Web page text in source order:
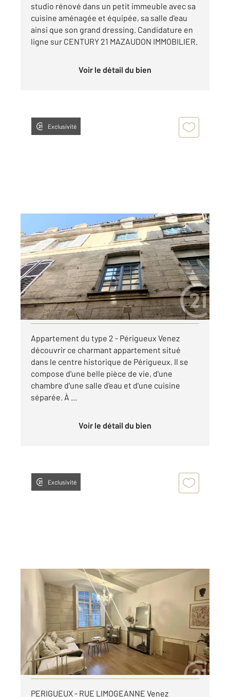
studio rénové dans un petit immeuble avec sa
cuisine aménagée et équipée, sa salle d'eau
ainsi que son grand dressing. Candidature en
ligne sur CENTURY 21 MAZAUDON IMMOBILIER.
Voir le détail du bien
Exclusivité
PERIGUEUX 24
28,79 m2, 1 pièce
Ref : 21457
Appartement F1 à louer
359 €
par mois charges comprises
Visiter le site dédié
Appartement du type 2 - Périgueux Venez
découvrir ce charmant appartement situé
dans le centre historique de Périgueux. Il se
compose d'une belle pièce de vie, d'une
chambre d'une salle d'eau et d'une cuisine
séparée. À ...
Voir le détail du bien
Exclusivité
PERIGUEUX 24
44,61 m
, 2 pièces
Ref : 21456
Appartement à louer
458 €
par mois charges comprises
Visiter le site dédié
PERIGUEUX - RUE LIMOGEANNE Venez